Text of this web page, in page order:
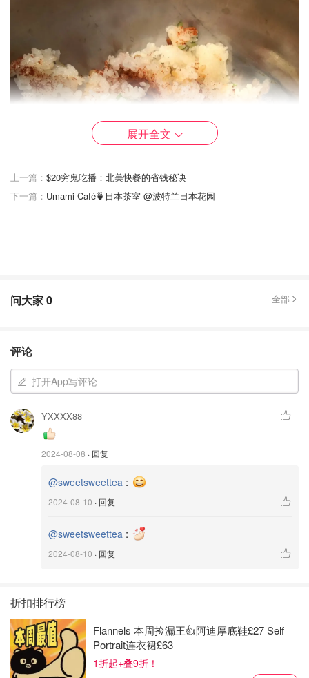
展开全文
上一篇： $20穷鬼吃播：北美快餐的省钱秘诀
下一篇： Umami Café🍵日本茶室 @波特兰日本花园
问大家0 全部
评论
打开App写评论
YXXXX88
2024-08-08 · 回复
@sweetsweettea :
2024-08-10 · 回复
@sweetsweettea :
2024-08-10 · 回复
折扣排行榜
Flannels 本周捡漏王👍阿迪厚底鞋£27 Self
Portrait连衣裙£63
1折起+叠9折！